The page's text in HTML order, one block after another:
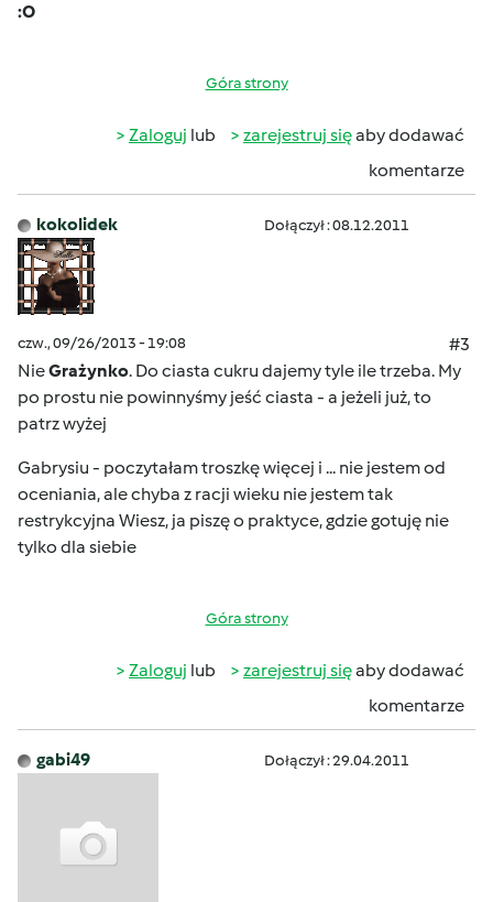
:O
Góra strony
Zaloguj lub zarejestruj sięaby dodawać
komentarze
kokolidek Dołączył : 08.12.2011
czw., 09/26/2013 - 19:08
#3
NieGrażynko. Do ciasta cukru dajemy tyle ile trzeba. My
po prostu nie powinnyśmy jeść ciasta - a jeżeli już, to
patrz wyżej
Gabrysiu - poczytałam troszkę więcej i ... nie jestem od
oceniania, ale chyba z racji wieku nie jestem tak
restrykcyjna Wiesz, ja piszę o praktyce, gdzie gotuję nie
tylko dla siebie
Góra strony
Zaloguj lub zarejestruj sięaby dodawać
komentarze
gabi49 Dołączył : 29.04.2011